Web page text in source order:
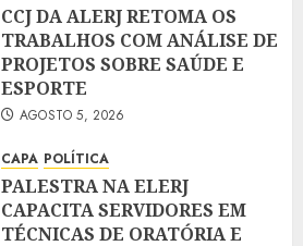
CCJ DA ALERJ RETOMA OS
TRABALHOS COM ANÁLISE DE
PROJETOS SOBRE SAÚDE E
ESPORTE
AGOSTO 5, 2026
CAPA POLÍTICA
PALESTRA NA ELERJ
CAPACITA SERVIDORES EM
TÉCNICAS DE ORATÓRIA E